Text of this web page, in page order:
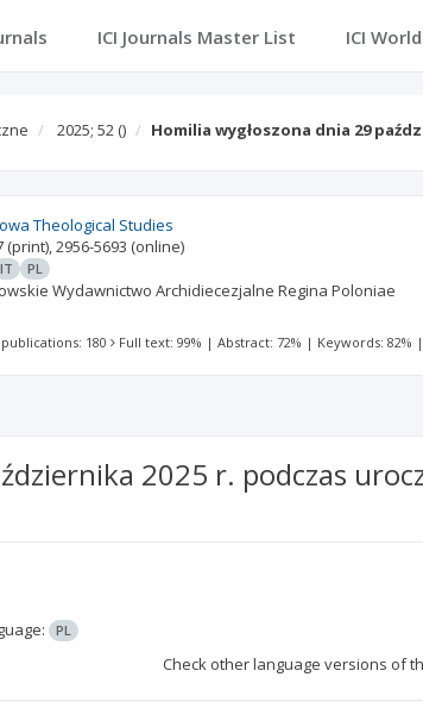
ICI Journals Master List ICI
2025; 52 () Homilia wygłoszona dnia 29
Theological Studies
(print),2956-5693 (online)
IT PL
Wydawnictwo Archidiecezjalne Regina Poloniae
180 Full text: 99% |Abstract: 72% | Keywords: 82% |
2025 r. podczas
PL
Check other language versions of